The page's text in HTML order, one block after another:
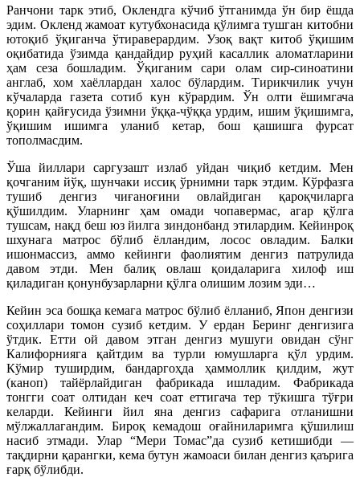
Ранчони тарк этиб, Оклендга кўчиб ўтганимда ўн бир ёшда
эдим. Окленд жамоат кутубхонасида қўлимга тушган китобни
ютоқиб ўқиганча ўтираверардим. Узоқ вақт китоб ўқишим
оқибатида ўзимда қандайдир руҳий касаллик аломатларини
ҳам сеза бошладим. Ўқиганим сари олам сир-синоатини
англаб, хом хаёллардан халос бўлардим. Тирикчилик учун
кўчаларда газета сотиб кун кўрардим. Ўн олти ёшимгача
қорин қайғусида ўзимни ўққа-чўққа урдим, ишим ўқишимга,
ўқишим ишимга уланиб кетар, бош қашишга фурсат
тополмасдим.
Ўша йиллари саргузашт излаб уйдан чиқиб кетдим. Мен
қочганим йўқ, шунчаки иссиқ ўрнимни тарк этдим. Кўрфазга
тушиб денгиз чиғаноғини овлайдиган қароқчиларга
қўшилдим. Уларнинг ҳам омади чопавермас, агар қўлга
тушсам, нақд беш юз йилга зиндонбанд этилардим. Кейинроқ
шхунага матрос бўлиб ёлландим, лосос овладим. Балки
ишонмассиз, аммо кейинги фаолиятим денгиз патрулида
давом этди. Мен балиқ овлаш қоидаларига хилоф иш
қиладиган қонунбузарларни қўлга олишим лозим эди…
Кейин эса бошқа кемага матрос бўлиб ёлланиб, Япон денгизи
соҳиллари томон сузиб кетдим. У ердан Беринг денгизига
ўтдик. Етти ой давом этган денгиз мушуги овидан сўнг
Калифорнияга қайтдим ва турли юмушларга қўл урдим.
Кўмир туширдим, бандаргоҳда ҳаммоллик қилдим, жут
(каноп) тайёрлайдиган фабрикада ишладим. Фабрикада
тонгги соат олтидан кеч соат еттигача тер тўкишга тўғри
келарди. Кейинги йил яна денгиз сафарига отланишни
мўлжаллагандим. Бироқ кемадош оғайниларимга қўшилиш
насиб этмади. Улар “Мери Томас”да сузиб кетишибди —
тақдирни қарангки, кема бутун жамоаси билан денгиз қаърига
ғарқ бўлибди.